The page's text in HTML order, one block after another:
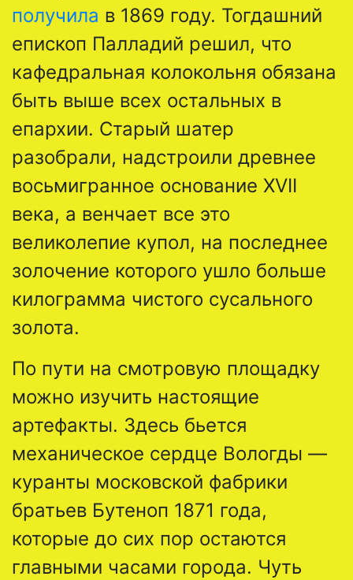
получила в 1869 году. Тогдашний
епископ Палладий решил, что
кафедральная колокольня обязана
быть выше всех остальных в
епархии. Старый шатер
разобрали, надстроили древнее
восьмигранное основание XVII
века, а венчает все это
великолепие купол, на последнее
золочение которого ушло больше
килограмма чистого сусального
золота.
По пути на смотровую площадку
можно изучить настоящие
артефакты. Здесь бьется
механическое сердце Вологды —
куранты московской фабрики
братьев Бутеноп 1871 года,
которые до сих пор остаются
главными часами города. Чуть